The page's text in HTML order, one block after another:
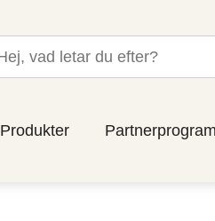
Produkter Partnerprogram